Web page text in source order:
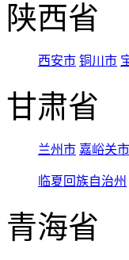
陕西省
西安市 铜川市
甘肃省
兰州市 嘉峪关市
临夏回族自治州
青海省